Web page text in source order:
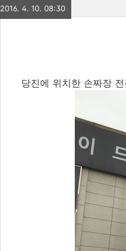
2016. 4. 10. 08:30
당진에 위치한 손짜장